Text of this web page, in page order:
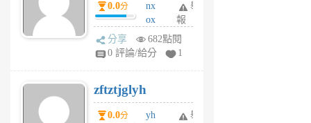
月
前
0.0分
nx
ox
rh
pe
月
前
舉
報
分享
682點閱
0 評論/給分
1
zftztjglyh
0.0分
yh
舉